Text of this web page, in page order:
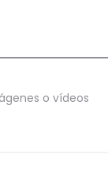
o vídeos